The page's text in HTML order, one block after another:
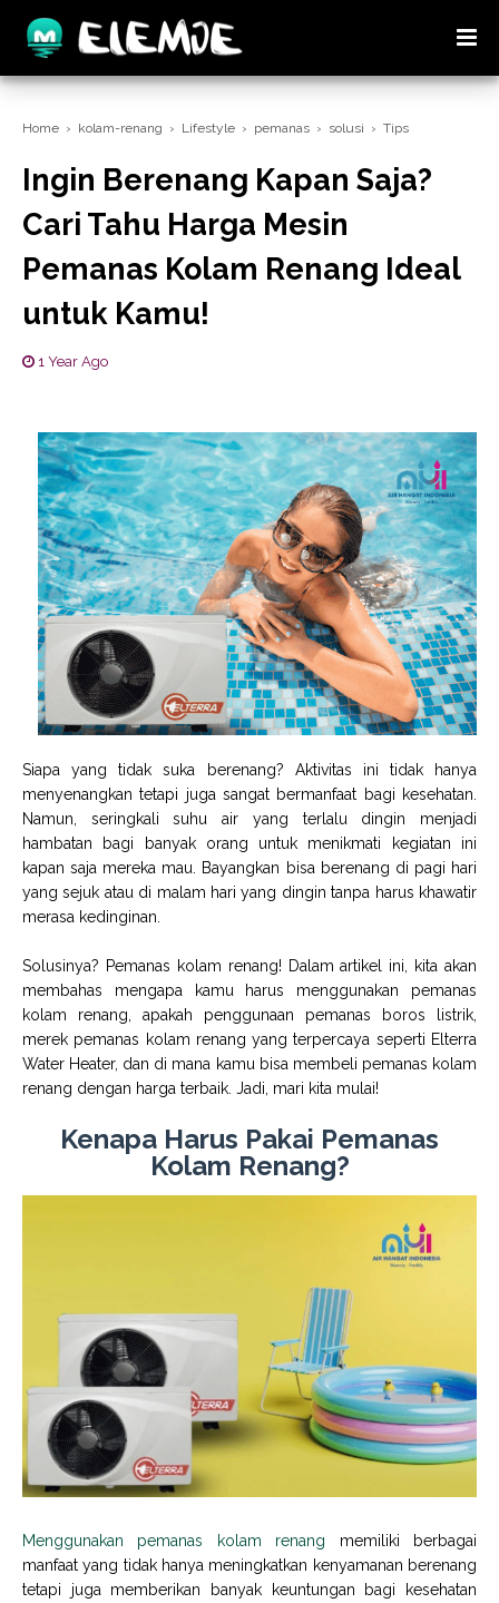
Home › kolam-renang › Lifestyle › pemanas › solusi › Tips
Ingin Berenang Kapan Saja?
Cari Tahu Harga Mesin
Pemanas Kolam Renang Ideal
untuk Kamu!
1 Year Ago
Siapa yang tidak suka berenang? Aktivitas ini tidak hanya
menyenangkan tetapi juga sangat bermanfaat bagi kesehatan.
Namun, seringkali suhu air yang terlalu dingin menjadi
hambatan bagi banyak orang untuk menikmati kegiatan ini
kapan saja mereka mau. Bayangkan bisa berenang di pagi hari
yang sejuk atau di malam hari yang dingin tanpa harus khawatir
merasa kedinginan.
Solusinya? Pemanas kolam renang! Dalam artikel ini, kita akan
membahas mengapa kamu harus menggunakan pemanas
kolam renang, apakah penggunaan pemanas boros listrik,
merek pemanas kolam renang yang terpercaya seperti Elterra
Water Heater, dan di mana kamu bisa membeli pemanas kolam
renang dengan harga terbaik. Jadi, mari kita mulai!
Kenapa Harus Pakai Pemanas
Kolam Renang?
Menggunakan pemanas kolam renang memiliki berbagai
manfaat yang tidak hanya meningkatkan kenyamanan berenang
tetapi juga memberikan banyak keuntungan bagi kesehatan